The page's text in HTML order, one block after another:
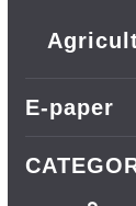
E-paper